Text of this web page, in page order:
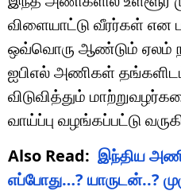
விளையாட்டு வீரர்கள் என
ஒவ்வொரு ஆண்டும் ஏலம்
ஐபிஎல் அணிகள்
விடுவித்தும்
வாய்ப்பு வழங்கப்பட்டு
Also Read: இந்திய
எப்போது…? யாருடன்..?